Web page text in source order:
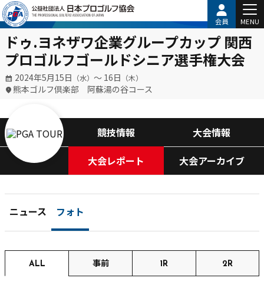
会員 MENU
ドゥ.ヨネザワ企業グループカップ 関西
プロゴルフゴールドシニア選手権大会
2024年5月15日 （水） 〜 16日 （木）
熊本ゴルフ倶楽部 阿蘇湯の谷コース
競技情報
大会情報
大会レポート
大会アーカイブ
ニュース フォト
ALL 事前 1R 2R